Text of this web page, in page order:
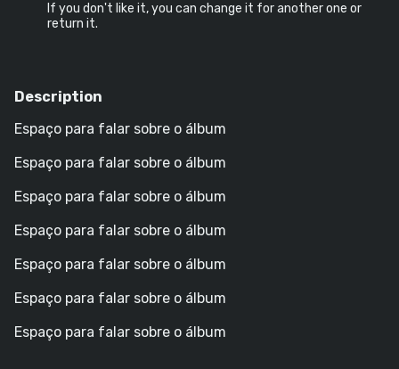
If you don't like it, you can change it for another one or
return it.
Description
Espaço para falar sobre o álbum
Espaço para falar sobre o álbum
Espaço para falar sobre o álbum
Espaço para falar sobre o álbum
Espaço para falar sobre o álbum
Espaço para falar sobre o álbum
Espaço para falar sobre o álbum